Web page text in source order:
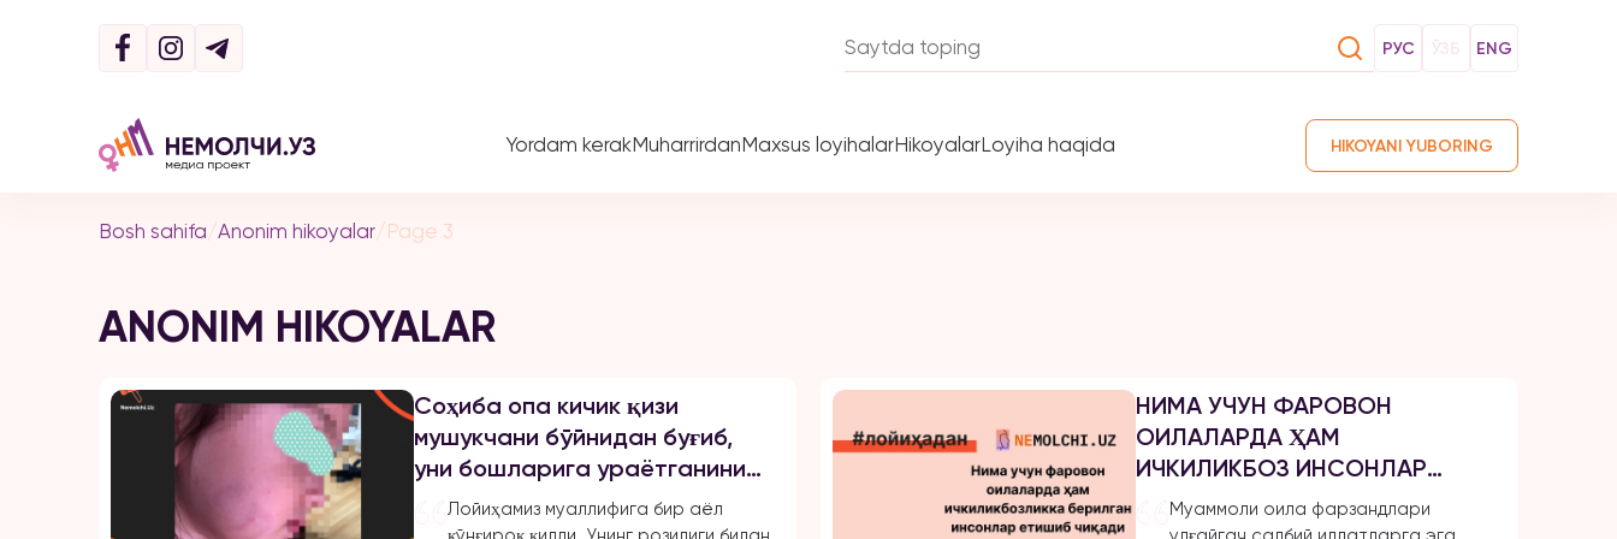
РУС ЎЗБ ENG
Yordam kerakMuharrirdanMaxsus loyihalarHikoyalarLoyiha haqida HIKOYANI YUBORING
Bosh sahifa/Anonim hikoyalar/Page 3
ANONIM HIKOYALAR
Соҳиба опа кичик қизи
мушукчани бўйнидан буғиб,
уни бошларига ураётганини
кўриб қолади
Лойиҳамиз муаллифига бир аёл
НИМА УЧУН ФАРОВОН
ОИЛАЛАРДА ҲАМ
ИЧКИЛИКБОЗ ИНСОНЛАР
ЕТИШИБ ЧИҚАДИ?
Муаммоли оила фарзандлари